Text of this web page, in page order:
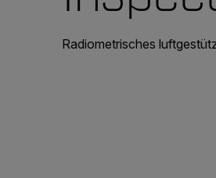
Radiometrisches